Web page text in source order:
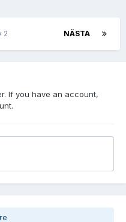
NÄSTA
2
If you have an account,